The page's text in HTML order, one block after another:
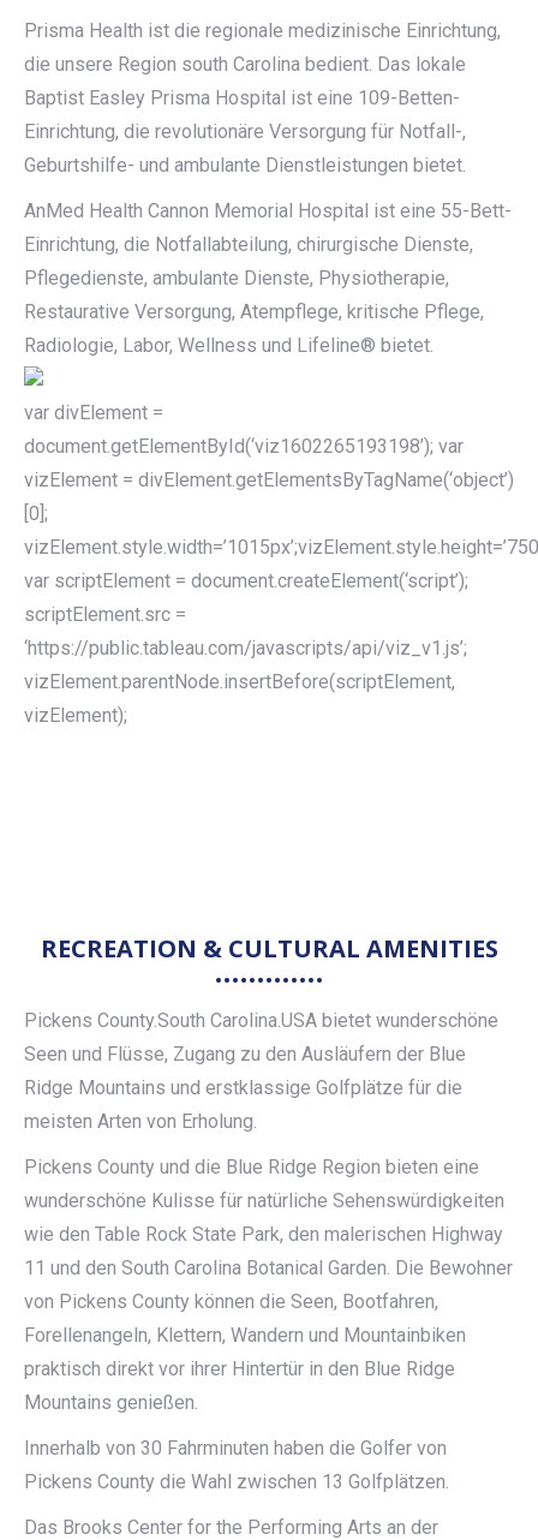
Prisma Health ist die regionale medizinische Einrichtung,
die unsere Region south Carolina bedient. Das lokale
Baptist Easley Prisma Hospital ist eine 109-Betten-
Einrichtung, die revolutionäre Versorgung für Notfall-,
Geburtshilfe- und ambulante Dienstleistungen bietet.
AnMed Health Cannon Memorial Hospital ist eine 55-Bett-
Einrichtung, die Notfallabteilung, chirurgische Dienste,
Pflegedienste, ambulante Dienste, Physiotherapie,
Restaurative Versorgung, Atempflege, kritische Pflege,
Radiologie, Labor, Wellness und Lifeline® bietet.
var divElement =
document.getElementById(‘viz1602265193198’); var
vizElement = divElement.getElementsByTagName(‘object’)
[0];
var scriptElement = document.createElement(‘script’);
scriptElement.src =
‘https://public.tableau.com/javascripts/api/viz_v1.js’;
vizElement.parentNode.insertBefore(scriptElement,
vizElement);
RECREATION & CULTURAL AMENITIES
Pickens County.South Carolina.USA bietet wunderschöne
Seen und Flüsse, Zugang zu den Ausläufern der Blue
Ridge Mountains und erstklassige Golfplätze für die
meisten Arten von Erholung.
Pickens County und die Blue Ridge Region bieten eine
wunderschöne Kulisse für natürliche Sehenswürdigkeiten
wie den Table Rock State Park, den malerischen Highway
11 und den South Carolina Botanical Garden. Die Bewohner
von Pickens County können die Seen, Bootfahren,
Forellenangeln, Klettern, Wandern und Mountainbiken
praktisch direkt vor ihrer Hintertür in den Blue Ridge
Mountains genießen.
Innerhalb von 30 Fahrminuten haben die Golfer von
Pickens County die Wahl zwischen 13 Golfplätzen.
Das Brooks Center for the Performing Arts an der